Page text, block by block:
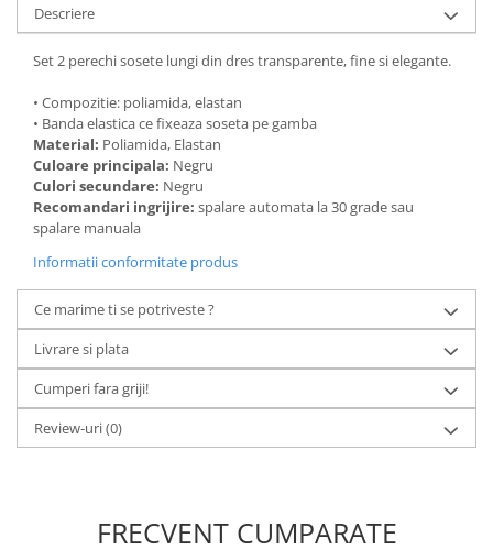
Descriere
Set 2 perechi sosete lungi din dres transparente, fine si elegante.
• Compozitie: poliamida, elastan
• Banda elastica ce fixeaza soseta pe gamba
Material: Poliamida, Elastan
Culoare principala: Negru
Culori secundare: Negru
Recomandari ingrijire: spalare automata la 30 grade sau
spalare manuala
Informatii conformitate produs
Ce marime ti se potriveste ?
Livrare si plata
Cumperi fara griji!
Review-uri(0)
FRECVENT CUMPARATE